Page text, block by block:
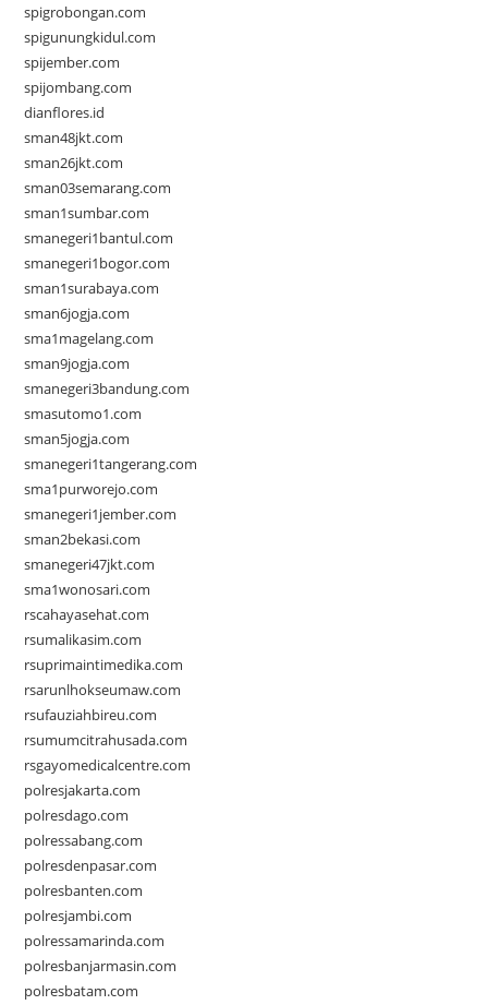
spigrobongan.com
spigunungkidul.com
spijember.com
spijombang.com
dianflores.id
sman48jkt.com
sman26jkt.com
sman03semarang.com
sman1sumbar.com
smanegeri1bantul.com
smanegeri1bogor.com
sman1surabaya.com
sman6jogja.com
sma1magelang.com
sman9jogja.com
smanegeri3bandung.com
smasutomo1.com
sman5jogja.com
smanegeri1tangerang.com
sma1purworejo.com
smanegeri1jember.com
sman2bekasi.com
smanegeri47jkt.com
sma1wonosari.com
rscahayasehat.com
rsumalikasim.com
rsuprimaintimedika.com
rsarunlhokseumaw.com
rsufauziahbireu.com
rsumumcitrahusada.com
rsgayomedicalcentre.com
polresjakarta.com
polresdago.com
polressabang.com
polresdenpasar.com
polresbanten.com
polresjambi.com
polressamarinda.com
polresbanjarmasin.com
polresbatam.com